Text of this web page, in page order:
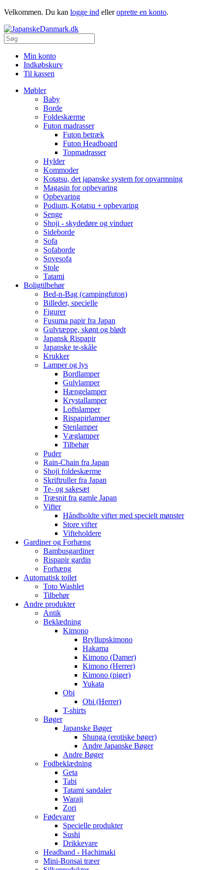
Velkommen. Du kan logge ind elleroprette en konto.
Min konto
Indkøbskurv
Til kassen
Møbler
Baby
Borde
Foldeskærme
Futon madrasser
Futon betræk
Futon Headboard
Topmadrasser
Hylder
Kommoder
Kotatsu, det japanske system for opvarmning
Magasin for opbevaring
Opbevaring
Podium, Kotatsu + opbevaring
Senge
Shoji - skydedøre og vinduer
Sideborde
Sofa
Sofaborde
Sovesofa
Stole
Tatami
Boligtilbehør
Bed-n-Bag (campingfuton)
Billeder, specielle
Figurer
Fusuma papir fra Japan
Gulvtæppe, skønt og blødt
Japansk Rispapir
Japanske te-skåle
Krukker
Lamper og lys
Bordlamper
Gulvlamper
Hængelamper
Krystallamper
Loftslamper
Rispapirlamper
Stenlamper
Væglamper
Tilbehør
Puder
Rain-Chain fra Japan
Shoji foldeskærme
Skriftruller fra Japan
Te- og sakesæt
Træsnit fra gamle Japan
Vifter
Håndholdte vifter med specielt mønster
Store vifter
Vifteholdere
Gardiner og Forhæng
Bambusgardiner
Rispapir gardin
Forhæng
Automatisk toilet
Toto Washlet
Tilbehør
Andre produkter
Antik
Beklædning
Kimono
Bryllupskimono
Hakama
Kimono (Damer)
Kimono (Herrer)
Kimono (piger)
Yukata
Obi
Obi (Herrer)
T-shirts
Bøger
Japanske Bøger
Shunga (erotiske bøger)
Andre Japanske Bøger
Andre Bøger
Fodbeklædning
Geta
Tabi
Tatami sandaler
Waraji
Zori
Fødevarer
Specielle produkter
Sushi
Drikkevare
Headband - Hachimaki
Mini-Bonsai træer